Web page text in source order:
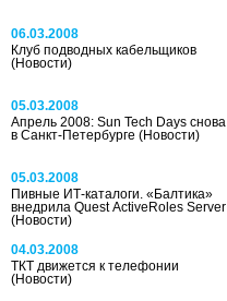
06.03.2008
Клуб подводных кабельщиков
(Новости)
05.03.2008
Апрель 2008: Sun Tech Days снова
в Санкт-Петербурге (Новости)
05.03.2008
Пивные ИТ-каталоги. «Балтика»
внедрила Quest ActiveRoles Server
(Новости)
04.03.2008
ТКТ движется к телефонии
(Новости)